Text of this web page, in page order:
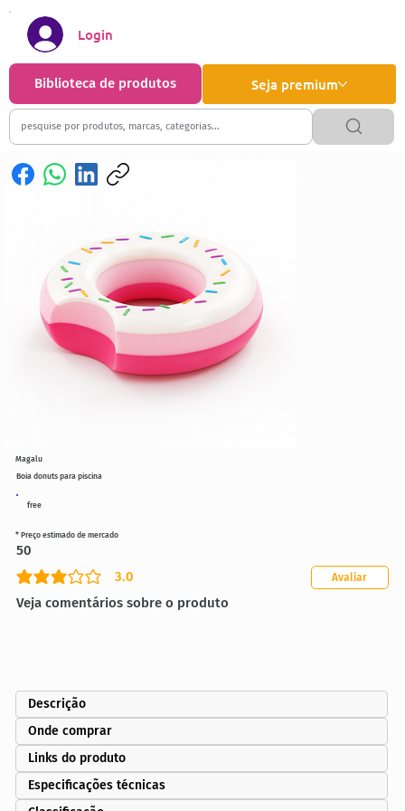
Seja premium
Biblioteca de produtos
Login
free
Boia donuts para piscina
3.0
classificação média é 3 de 5
Veja comentários sobre o produto
Avaliar
* Preço estimado de mercado
50
Magalu
Descrição
Onde comprar
Links do produto
Especificações técnicas